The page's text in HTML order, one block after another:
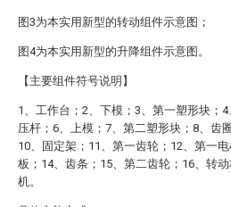
图3为本实用新型的转动组件示意图；
图4为本实用新型的升降组件示意图。
【主要组件符号说明】
1、工作台；2、下模；3、第一塑形块；
压杆；6、上模；7、第二塑形块；8、齿
10、固定架；11、第一齿轮；12、第一
板；14、齿条；15、第二齿轮；16、转
机。